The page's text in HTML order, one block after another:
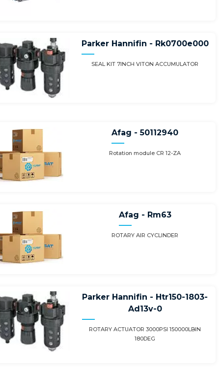
Parker Hannifin - Rk0700e000
SEAL KIT 7INCH VITON ACCUMULATOR
Afag - 50112940
Rotation module CR 12-ZA
Afag - Rm63
ROTARY AIR CYCLINDER
Parker Hannifin - Htr150-1803-
Ad13v-0
ROTARY ACTUATOR 3000PSI 150000LBIN
180DEG